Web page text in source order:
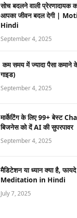
सोच बदलने वाली प्रेरणादायक
आपका जीवन बदल देगी |
Hindi
September 4, 2025
कम समय में ज्यादा पैसा कमाने
गाइड)
September 4, 2025
मार्केटिंग के लिए 99+ बेस्ट
बिजनेस को दें AI की सुपरपावर
September 4, 2025
मैडिटेशन या ध्यान क्या है,
Meditation in Hindi
July 7, 2025